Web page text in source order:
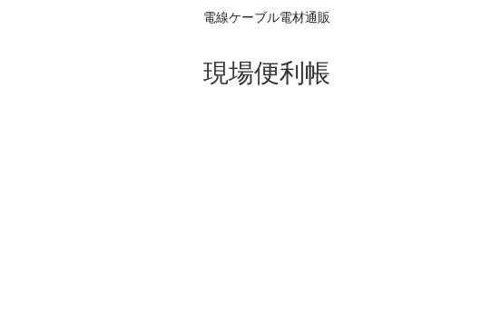
電線ケーブル電材通販
現場便利帳